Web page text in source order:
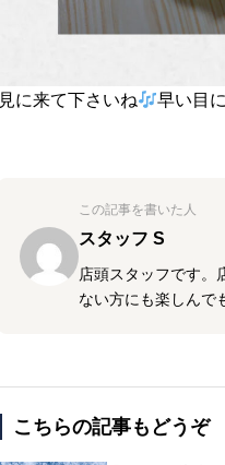
見に来て下さいね 早い目に
この記事を書いた人
スタッフ S
店頭スタッフです。
ない方にも楽しんで
こちらの記事もどうぞ